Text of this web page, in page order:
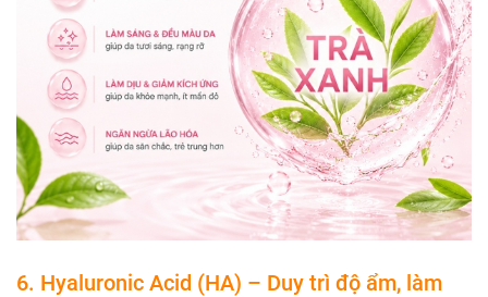
6. Hyaluronic Acid (HA) – Duy trì độ ẩm, làm